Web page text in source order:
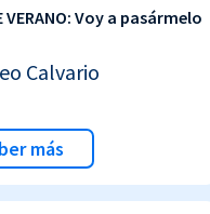
VERANO: Voy a pasármelo
Calvario
más